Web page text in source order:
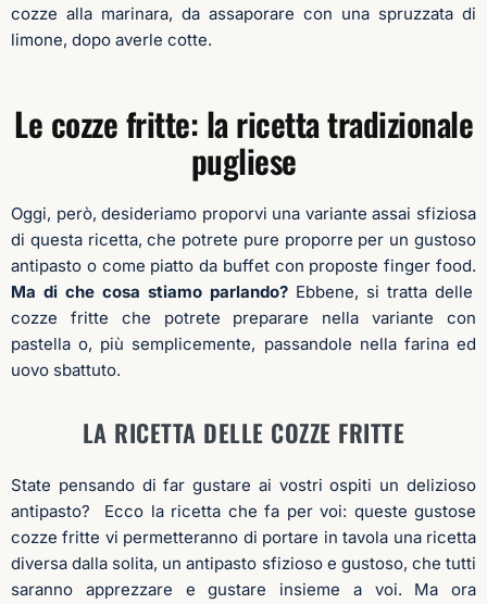
cozze alla marinara, da assaporare con una spruzzata di
limone, dopo averle cotte.
Le cozze fritte: la ricetta tradizionale
pugliese
Oggi, però, desideriamo proporvi una variante assai sfiziosa
di questa ricetta, che potrete pure proporre per un gustoso
antipasto o come piatto da buffet con proposte finger food.
Ma di che cosa stiamo parlando? Ebbene, si tratta delle
cozze fritte che potrete preparare nella variante con
pastella o, più semplicemente, passandole nella farina ed
uovo sbattuto.
LA RICETTA DELLE COZZE FRITTE
State pensando di far gustare ai vostri ospiti un delizioso
antipasto? Ecco la ricetta che fa per voi: queste gustose
cozze fritte vi permetteranno di portare in tavola una ricetta
diversa dalla solita, un antipasto sfizioso e gustoso, che tutti
saranno apprezzare e gustare insieme a voi. Ma ora